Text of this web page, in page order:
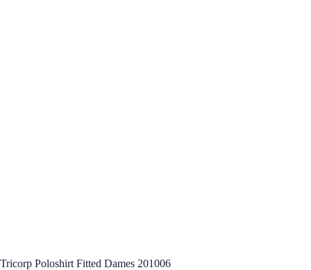
Tricorp Poloshirt Fitted Dames 201006